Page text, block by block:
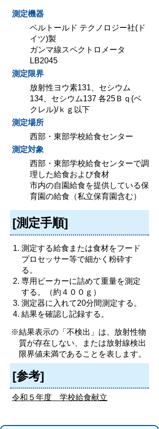
測定機器
ベルトールド テクノロジー社(ド
イツ)製
ガンマ線スペクトロメータ
LB2045
測定限界
放射性ヨウ素131、セシウム
134、セシウム137 各25Ｂｑ(ベ
クレル)/ｋｇ以下
測定場所
西部・東部学校給食センター
測定対象
西部・東部学校給食センターで調
理した給食および食材
市内の自園給食を提供している保
育園の給食（私立保育園含む）
[測定手順]
測定する給食または食材をフード
プロセッサー等で細かく粉砕す
る。
専用ビーカーに詰めて重量を測定
する。（約４００ｇ）
測定器に入れて20分間測定する。
結果を確認し記録する。
※結果表示の「不検出」は、放射性物
質が存在しない、または放射線検出
限界値未満であることを表します。
[参考]
令和５年度 学校給食献立